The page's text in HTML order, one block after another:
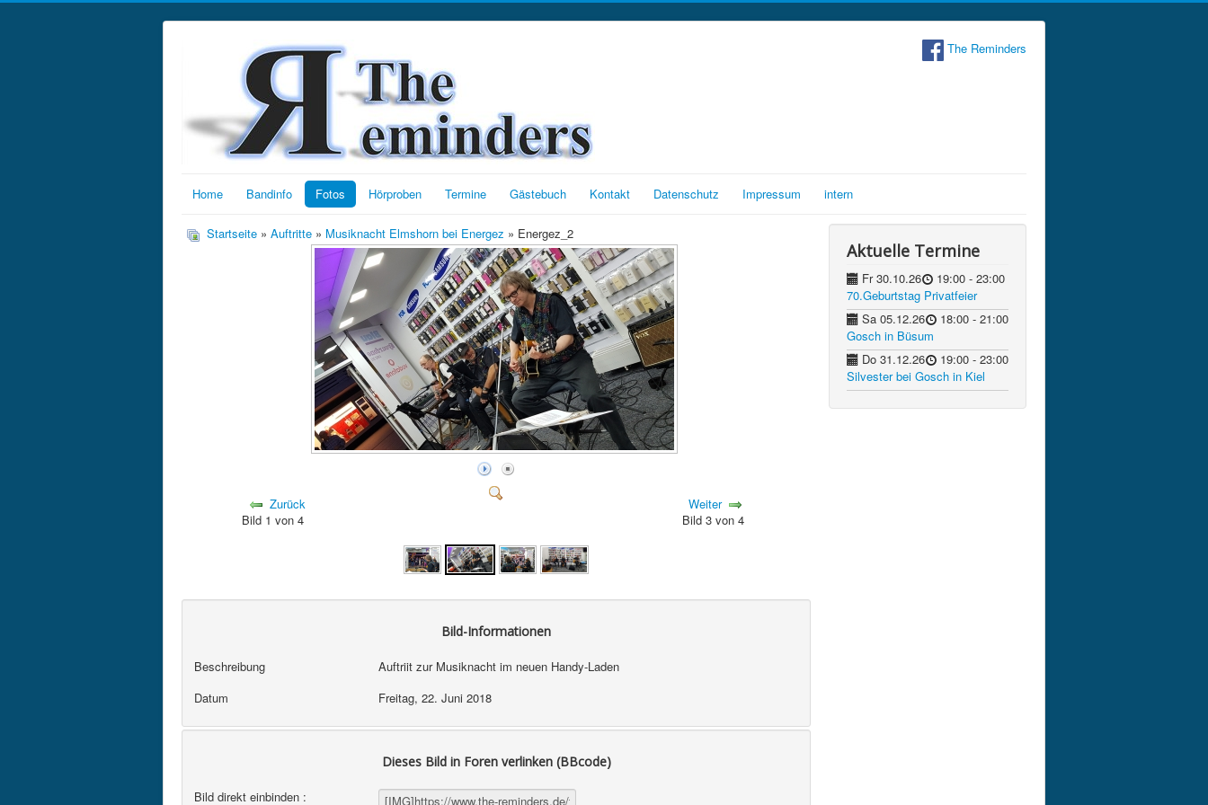
The Reminders
Home Bandinfo Fotos Hörproben Termine Gästebuch Kontakt Datenschutz Impressum intern
Startseite » Auftritte » Musiknacht Elmshorn bei Energez » Energez_2
Zurück
Bild 1 von 4
Weiter
Bild 3 von 4
Bild-Informationen
Beschreibung
Auftriit zur Musiknacht im neuen Handy-Laden
Datum
Freitag, 22. Juni 2018
Dieses Bild in Foren verlinken (BBcode)
Bild direkt einbinden :
Aktuelle Termine
Fr 30.10.26 19:00 - 23:00
70.Geburtstag Privatfeier
Sa 05.12.26
18:00 - 21:00
Gosch in Büsum
Do 31.12.26
19:00 - 23:00
Silvester bei Gosch in Kiel